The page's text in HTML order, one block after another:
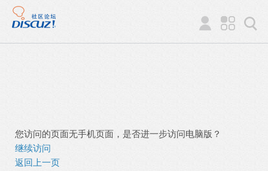
您访问的页面无手机页面，是否进一步访问电脑版？
继续访问
返回上一页